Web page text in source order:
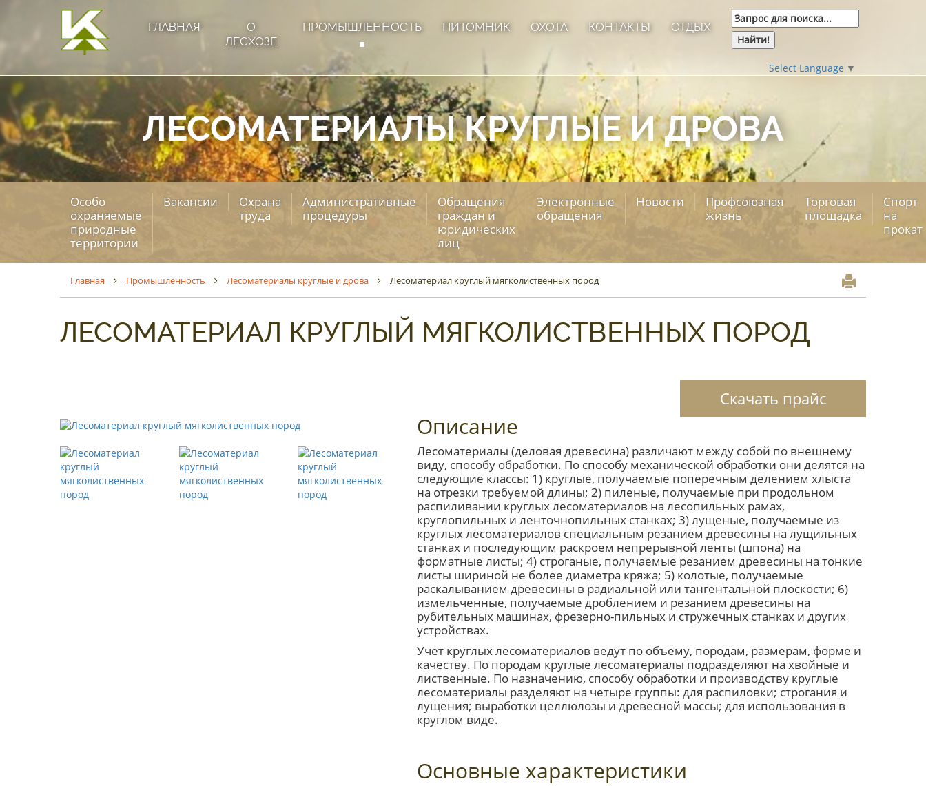
ГЛАВНАЯ
О
ЛЕСХОЗЕ
ПРОМЫШЛЕННОСТЬ ПИТОМНИК ОХОТА КОНТАКТЫ ОТДЫХ
Select Language ▼
ЛЕСОМАТЕРИАЛЫ КРУГЛЫЕ И ДРОВА
Особо
охраняемые
природные
территории
Вакансии
Охрана
труда
Административные
процедуры
Обращения
граждан и
юридических
лиц
Электронные
обращения
Новости
Профсоюзная
жизнь
Торговая
площадка
Спорт
на
прокат
Главная Промышленность Лесоматериалы круглые и дрова Лесоматериал круглый мягколиственных пород
ЛЕСОМАТЕРИАЛ КРУГЛЫЙ МЯГКОЛИСТВЕННЫХ ПОРОД
Скачать прайс
Описание
Лесоматериалы (деловая древесина) различают между собой по внешнему
виду, способу обработки. По способу механической обработки они делятся на
следующие классы: 1) круглые, получаемые поперечным делением хлыста
на отрезки требуемой длины; 2) пиленые, получаемые при продольном
распиливании круглых лесоматериалов на лесопильных рамах,
круглопильных и ленточнопильных станках; 3) лущеные, получаемые из
круглых лесоматериалов специальным резанием древесины на лущильных
станках и последующим раскроем непрерывной ленты (шпона) на
форматные листы; 4) строганые, получаемые резанием древесины на тонкие
листы шириной не более диаметра кряжа; 5) колотые, получаемые
раскалыванием древесины в радиальной или тангентальной плоскости; 6)
измельченные, получаемые дроблением и резанием древесины на
рубительных машинах, фрезерно-пильных и стружечных станках и других
устройствах.
Учет круглых лесоматериалов ведут по объему, породам, размерам, форме и
качеству. По породам круглые лесоматериалы подразделяют на хвойные и
лиственные. По назначению, способу обработки и производству круглые
лесоматериалы разделяют на четыре группы: для распиловки; строгания и
лущения; выработки целлюлозы и древесной массы; для использования в
круглом виде.
Основные характеристики